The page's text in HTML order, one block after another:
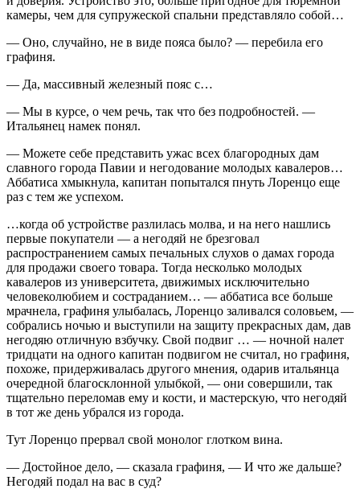
камеры, чем для супружеской спальни представляло собой…
— Оно, случайно, не в виде пояса было? — перебила его
графиня.
— Да, массивный железный пояс с…
— Мы в курсе, о чем речь, так что без подробностей. —
Итальянец намек понял.
— Можете себе представить ужас всех благородных дам
славного города Павии и негодование молодых кавалеров…
Аббатиса хмыкнула, капитан попытался пнуть Лоренцо еще
раз с тем же успехом.
…когда об устройстве разлилась молва, и на него нашлись
первые покупатели — а негодяй не брезговал
распространением самых печальных слухов о дамах города
для продажи своего товара. Тогда несколько молодых
кавалеров из университета, движимых исключительно
человеколюбием и состраданием… — аббатиса все больше
мрачнела, графиня улыбалась, Лоренцо заливался соловьем, —
собрались ночью и выступили на защиту прекрасных дам, дав
негодяю отличную взбучку. Свой подвиг … — ночной налет
тридцати на одного капитан подвигом не считал, но графиня,
похоже, придерживалась другого мнения, одарив итальянца
очередной благосклонной улыбкой, — они совершили, так
тщательно переломав ему и кости, и мастерскую, что негодяй
в тот же день убрался из города.
Тут Лоренцо прервал свой монолог глотком вина.
— Достойное дело, — сказала графиня, — И что же дальше?
Негодяй подал на вас в суд?